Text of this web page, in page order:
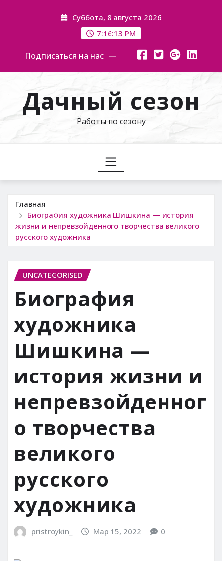
Суббота, 8 августа 2026
7:16:14 PM
Подписаться на нас
Дачный сезон
Работы по сезону
Главная
Биография художника Шишкина — история
жизни и непревзойденного творчества великого
русского художника
UNCATEGORISED
Биография
художника
Шишкина —
история жизни и
непревзойденног
о творчества
великого
русского
художника
pristroykin_ Мар 15, 2022 0